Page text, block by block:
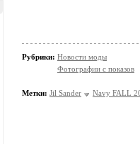
Рубрики: Новости моды
Фотографии с показов
Метки: Jil Sander Navy FALL